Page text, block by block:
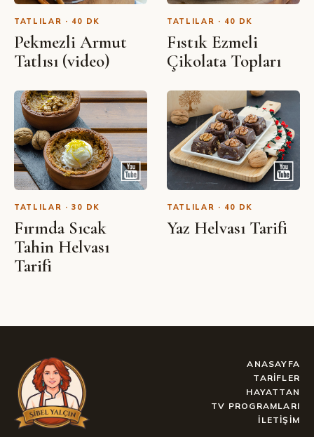
TATLILAR · 40 DK
Pekmezli Armut
Tatlısı (video)
TATLILAR · 40 DK
Fıstık Ezmeli
Çikolata Topları
TATLILAR · 30 DK
Fırında Sıcak
Tahin Helvası
Tarifi
TATLILAR · 40 DK
Yaz Helvası Tarifi
ANASAYFA
TARIFLER
HAYATTAN
TV PROGRAMLARI
İLETIŞIM